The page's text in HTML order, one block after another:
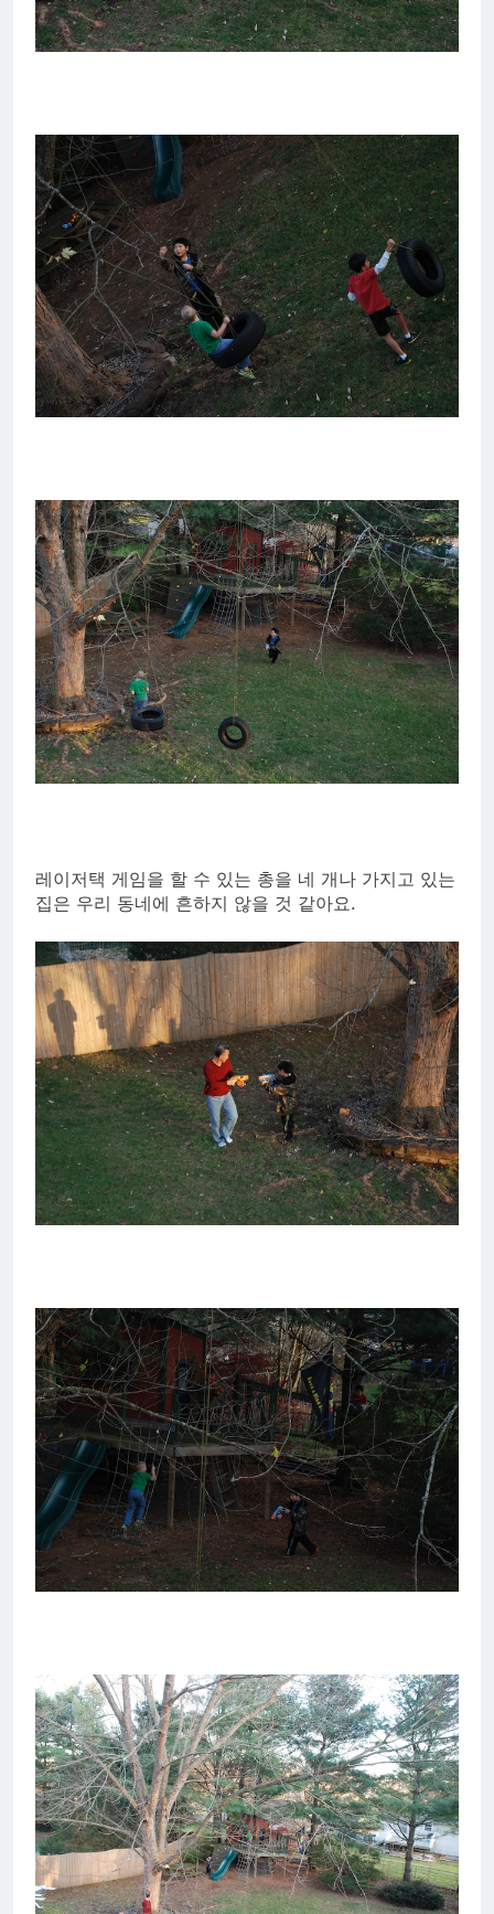
레이저택 게임을 할 수 있는 총을 네 개나 가지고 있는
집은 우리 동네에 흔하지 않을 것 같아요.